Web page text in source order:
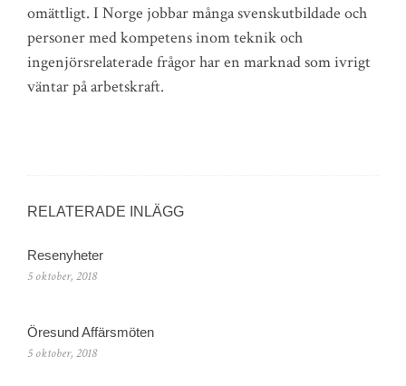
omättligt. I Norge jobbar många svenskutbildade och
personer med kompetens inom teknik och
ingenjörsrelaterade frågor har en marknad som ivrigt
väntar på arbetskraft.
RELATERADE INLÄGG
Resenyheter
5 oktober, 2018
Öresund Affärsmöten
5 oktober, 2018